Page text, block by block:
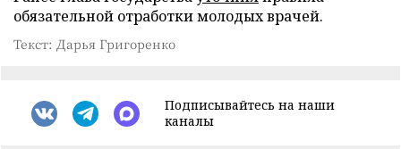
обязательной отработки молодых врачей.
Текст: Дарья Григоренко
Подписывайтесь на наши
каналы